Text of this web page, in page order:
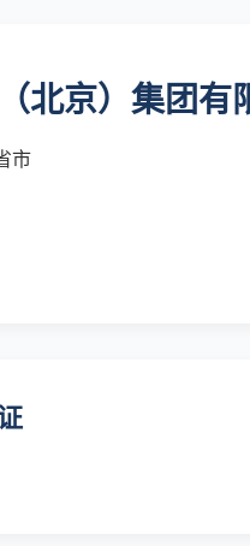
北京）集团有
市